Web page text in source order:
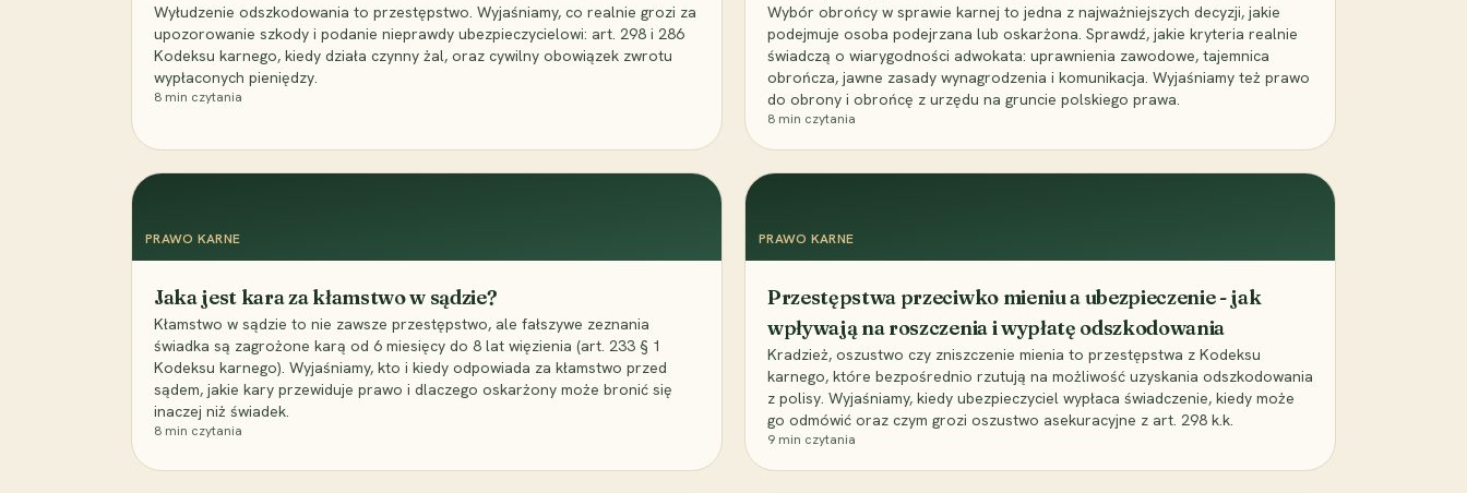
Wyłudzenie odszkodowania to przestępstwo. Wyjaśniamy, co realnie grozi za
upozorowanie szkody i podanie nieprawdy ubezpieczycielowi: art. 298 i 286
Kodeksu karnego, kiedy działa czynny żal, oraz cywilny obowiązek zwrotu
wypłaconych pieniędzy.
8 min czytania
Wybór obrońcy w sprawie karnej to jedna z najważniejszych decyzji, jakie
podejmuje osoba podejrzana lub oskarżona. Sprawdź, jakie kryteria realnie
świadczą o wiarygodności adwokata: uprawnienia zawodowe, tajemnica
obrończa, jawne zasady wynagrodzenia i komunikacja. Wyjaśniamy też prawo
do obrony i obrońcę z urzędu na gruncie polskiego prawa.
8 min czytania
PRAWO KARNE
Jaka jest kara za kłamstwo w sądzie?
Kłamstwo w sądzie to nie zawsze przestępstwo, ale fałszywe zeznania
świadka są zagrożone karą od 6 miesięcy do 8 lat więzienia (art. 233 § 1
Kodeksu karnego). Wyjaśniamy, kto i kiedy odpowiada za kłamstwo przed
sądem, jakie kary przewiduje prawo i dlaczego oskarżony może bronić się
inaczej niż świadek.
8 min czytania
PRAWO KARNE
Przestępstwa przeciwko mieniu a ubezpieczenie - jak
wpływają na roszczenia i wypłatę odszkodowania
Kradzież, oszustwo czy zniszczenie mienia to przestępstwa z Kodeksu
karnego, które bezpośrednio rzutują na możliwość uzyskania odszkodowania
z polisy. Wyjaśniamy, kiedy ubezpieczyciel wypłaca świadczenie, kiedy może
go odmówić oraz czym grozi oszustwo asekuracyjne z art. 298 k.k.
9 min czytania